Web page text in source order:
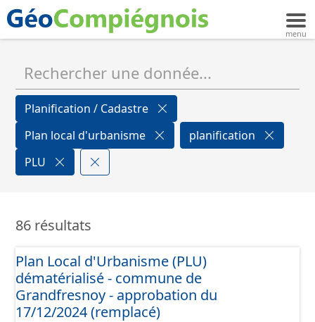
Planification / Cadastre
Plan local d'urbanisme
planification
PLU
86 résultats
Plan Local d'Urbanisme (PLU)
dématérialisé - commune de
Grandfresnoy - approbation du
17/12/2024 (remplacé)